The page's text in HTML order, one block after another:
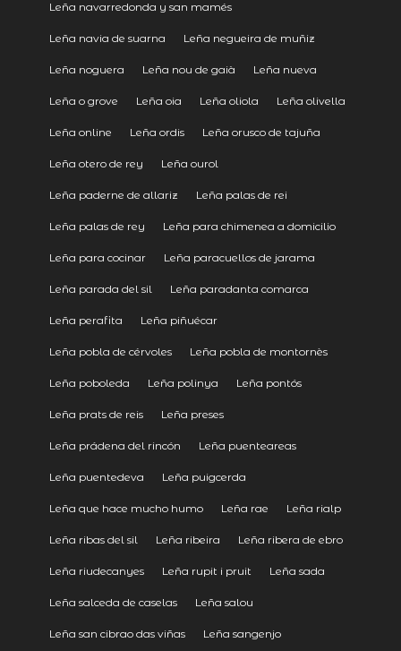
Leña navarredonda y san mamés
Leña navia de suarna Leña negueira de muñiz
Leña noguera Leña nou de gaià Leña nueva
Leña o grove Leña oia Leña oliola Leña olivella
Leña online Leña ordis Leña orusco de tajuña
Leña otero de rey Leña ourol
Leña paderne de allariz Leña palas de rei
Leña palas de rey Leña para chimenea a domicilio
Leña para cocinar Leña paracuellos de jarama
Leña parada del sil Leña paradanta comarca
Leña perafita Leña piñuécar
Leña pobla de cérvoles Leña pobla de montornès
Leña poboleda Leña polinya Leña pontós
Leña prats de reis Leña preses
Leña prádena del rincón Leña puenteareas
Leña puentedeva Leña puigcerda
Leña que hace mucho humo Leña rae Leña rialp
Leña ribas del sil Leña ribeira Leña ribera de ebro
Leña riudecanyes Leña rupit i pruit Leña sada
Leña salceda de caselas Leña salou
Leña san cibrao das viñas Leña sangenjo